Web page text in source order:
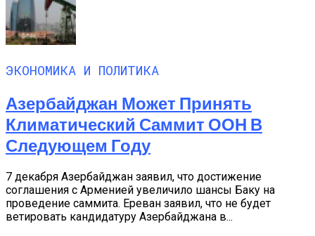
ЭКОНОМИКА И ПОЛИТИКА
Азербайджан Может Принять
Климатический Саммит ООН В
Следующем Году
7 декабря Азербайджан заявил, что достижение
соглашения с Арменией увеличило шансы Баку на
проведение саммита. Ереван заявил, что не будет
ветировать кандидатуру Азербайджана в...